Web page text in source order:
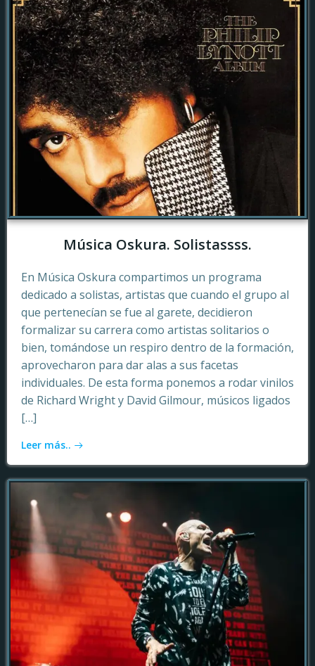
Música Oskura. Solistassss.
En Música Oskura compartimos un programa
dedicado a solistas, artistas que cuando el grupo al
que pertenecían se fue al garete, decidieron
formalizar su carrera como artistas solitarios o
bien, tomándose un respiro dentro de la formación,
aprovecharon para dar alas a sus facetas
individuales. De esta forma ponemos a rodar vinilos
de Richard Wright y David Gilmour, músicos ligados
[…]
Leer más..